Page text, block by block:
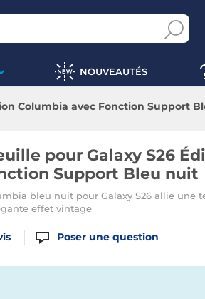
NOUVEAUTÉS
Columbia avec Fonction Support
pour Galaxy S26
Support Bleu nuit
bleu nuit pour Galaxy S26 allie une
effet vintage
Poser une question